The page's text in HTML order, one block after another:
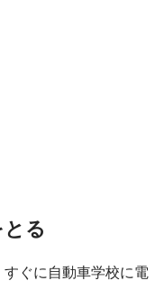
る
ぐに自動車学校に電